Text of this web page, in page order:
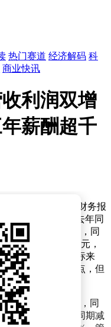
热门赛道 经济解码 科
商业快讯
利润双增
薪酬超千
的2025年三季度财务报
316.63亿元，较去年同
利润达42.54亿元，同
净利润为38.88亿元，
。从盈利质量指标来
下降1.75个百分点，但
百分点。
总额为52.29亿元，同
16.51%，较上年同期减